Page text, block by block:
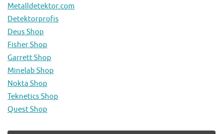
Metalldetektor.com
Detektorprofis
Deus Shop
Fisher Shop
Garrett Shop
Minelab Shop
Nokta Shop
Teknetics Shop
Quest Shop